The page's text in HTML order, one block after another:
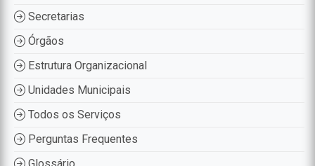
Secretarias
Órgãos
Estrutura Organizacional
Unidades Municipais
Todos os Serviços
Perguntas Frequentes